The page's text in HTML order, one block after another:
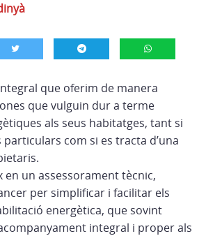
que oferim de manera
que vulguin dur a terme
als seus habitatges, tant si
com si es tracta d’una
en un assessorament tècnic,
per simplificar i facilitar els
energètica, que sovint
integral i proper als